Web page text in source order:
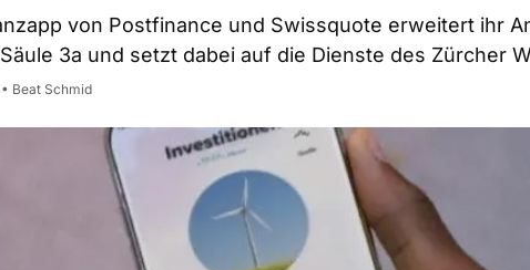
von Postfinance und Swissquote erweitert ihr
3a und setzt dabei auf die Dienste des Zürcher
Beat Schmid